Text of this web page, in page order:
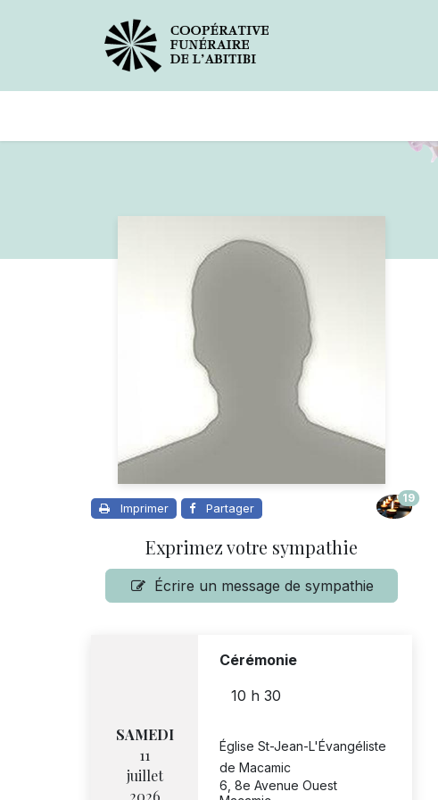
Imprimer Partager
19
Exprimez votre sympathie
Écrire un message de sympathie
SAMEDI
11
juillet
2026
Cérémonie
10 h 30
Église St-Jean-L'Évangéliste
de Macamic
6, 8e Avenue Ouest